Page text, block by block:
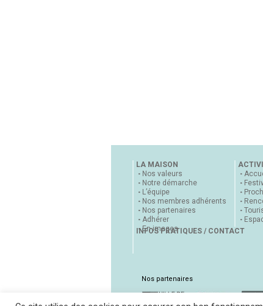
LA MAISON
Nos valeurs
Notre démarche
L’équipe
Nos membres adhérents
Nos partenaires
Adhérer
En images
INFOS PRATIQUES / CONTACT
Nos partenaires